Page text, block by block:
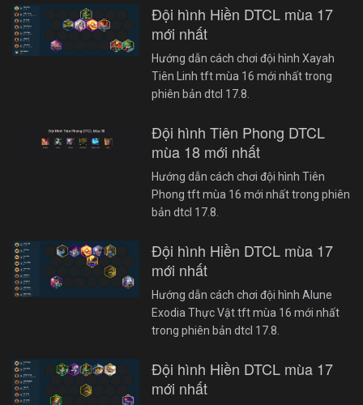
Đội hình Hiền DTCL mùa 17
mới nhất
Hướng dẫn cách chơi đội hình Xayah
Tiên Linh tft mùa 16 mới nhất trong
phiên bản dtcl 17.8.
Đội hình Tiên Phong DTCL
mùa 18 mới nhất
Hướng dẫn cách chơi đội hình Tiên
Phong tft mùa 16 mới nhất trong phiên
bản dtcl 17.8.
Đội hình Hiền DTCL mùa 17
mới nhất
Hướng dẫn cách chơi đội hình Alune
Exodia Thực Vật tft mùa 16 mới nhất
trong phiên bản dtcl 17.8.
Đội hình Hiền DTCL mùa 17
mới nhất